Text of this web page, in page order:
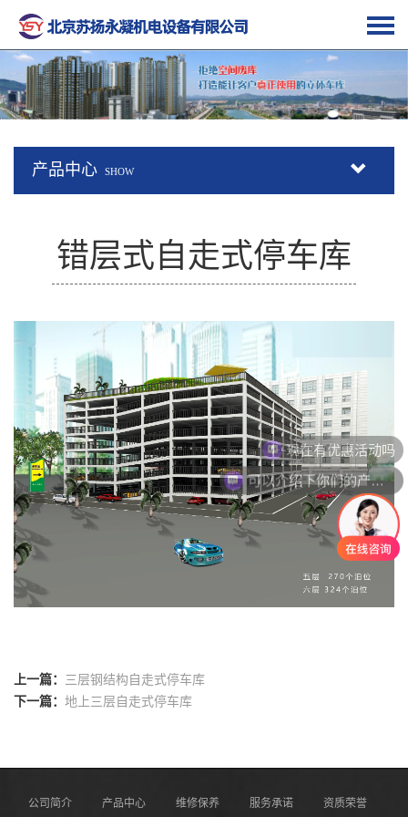
产品中心 SHOW
错层式自走式停车库
上一篇： 三层钢结构自走式停车库
下一篇： 地上三层自走式停车库
公司简介 产品中心 维修保养 服务承诺 资质荣誉
可以介绍下你们的产品么
现在有优惠活动吗